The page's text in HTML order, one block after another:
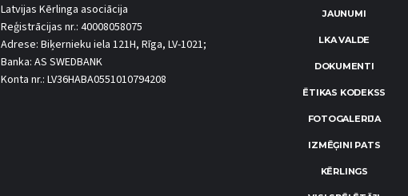
Latvijas Kērlinga asociācija
Reģistrācijas nr.: 40008058075
Adrese: Biķernieku iela 121H, Rīga, LV-1021;
Banka: AS SWEDBANK
Konta nr.: LV36HABA0551010794208
JAUNUMI
LKA VALDE
DOKUMENTI
ĒTIKAS KODEKSS
FOTOGALERIJA
IZMĒĢINI PATS
KĒRLINGS